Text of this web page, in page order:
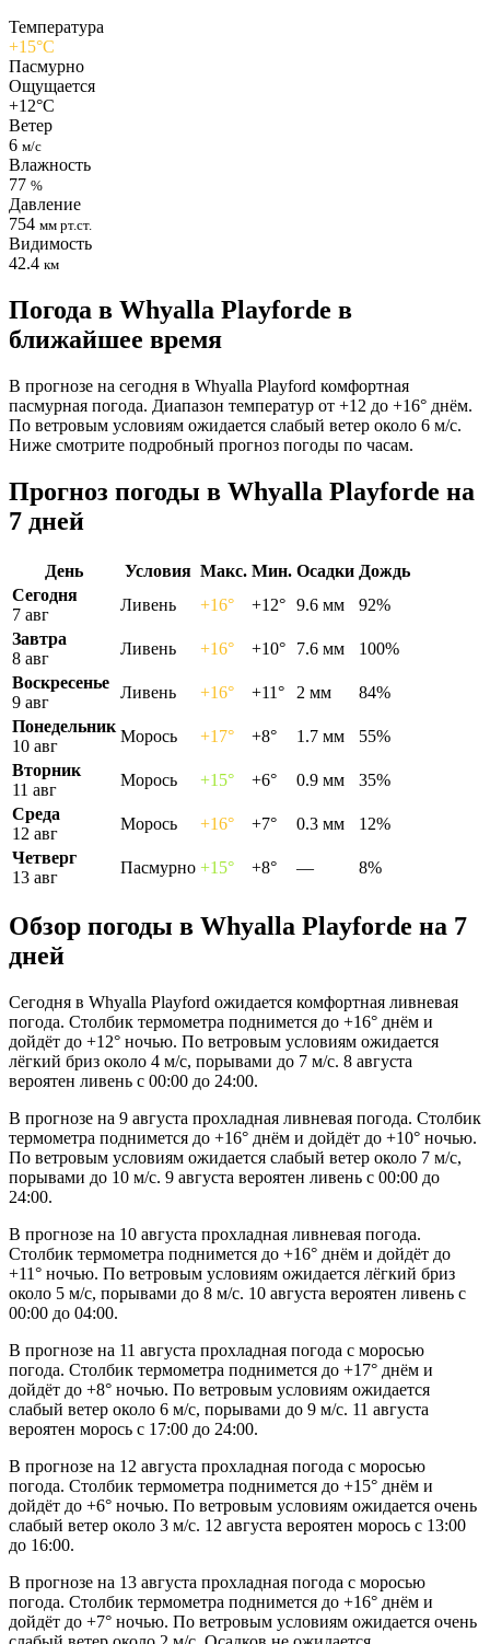
Температура
+15°C
Пасмурно
Ощущается
+12°C
Ветер
6 м/с
Влажность
77 %
Давление
754 мм рт.ст.
Видимость
42.4 км
Погода в Whyalla Playfordе в
ближайшее время
В прогнозе на сегодня в Whyalla Playford комфортная
пасмурная погода. Диапазон температур от +12 до +16° днём.
По ветровым условиям ожидается слабый ветер около 6 м/с.
Ниже смотрите подробный прогноз погоды по часам.
Прогноз погоды в Whyalla Playfordе на
7 дней
День Условия Макс. Мин. Осадки Дождь
Сегодня
7 авг
Ливень +16° +12° 9.6 мм
92%
Завтра
8 авг
Ливень +16° +10° 7.6 мм
100%
Воскресенье
9 авг
Ливень +16° +11° 2 мм
84%
Понедельник
10 авг
Морось +17° +8° 1.7 мм
55%
Вторник
11 авг
Морось +15° +6° 0.9 мм
35%
Среда
12 авг
Морось +16° +7° 0.3 мм
12%
Четверг
13 авг
Пасмурно +15° +8° — 8%
Обзор погоды в Whyalla Playfordе на 7
дней
Сегодня в Whyalla Playford ожидается комфортная ливневая
погода. Столбик термометра поднимется до +16° днём и
дойдёт до +12° ночью. По ветровым условиям ожидается
лёгкий бриз около 4 м/с, порывами до 7 м/с. 8 августа
вероятен ливень с 00:00 до 24:00.
В прогнозе на 9 августа прохладная ливневая погода. Столбик
термометра поднимется до +16° днём и дойдёт до +10° ночью.
По ветровым условиям ожидается слабый ветер около 7 м/с,
порывами до 10 м/с. 9 августа вероятен ливень с 00:00 до
24:00.
В прогнозе на 10 августа прохладная ливневая погода.
Столбик термометра поднимется до +16° днём и дойдёт до
+11° ночью. По ветровым условиям ожидается лёгкий бриз
около 5 м/с, порывами до 8 м/с. 10 августа вероятен ливень с
00:00 до 04:00.
В прогнозе на 11 августа прохладная погода с моросью
погода. Столбик термометра поднимется до +17° днём и
дойдёт до +8° ночью. По ветровым условиям ожидается
слабый ветер около 6 м/с, порывами до 9 м/с. 11 августа
вероятен морось с 17:00 до 24:00.
В прогнозе на 12 августа прохладная погода с моросью
погода. Столбик термометра поднимется до +15° днём и
дойдёт до +6° ночью. По ветровым условиям ожидается очень
слабый ветер около 3 м/с. 12 августа вероятен морось с 13:00
до 16:00.
В прогнозе на 13 августа прохладная погода с моросью
погода. Столбик термометра поднимется до +16° днём и
дойдёт до +7° ночью. По ветровым условиям ожидается очень